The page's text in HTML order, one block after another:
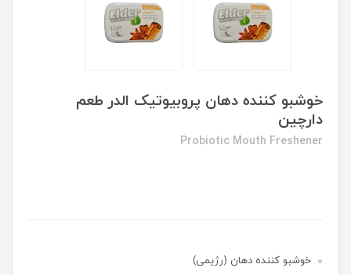
خوشبو کننده دهان پروبیوتیک الدر طعم
دارچین
Probiotic Mouth Freshener
خوشبو کننده دهان (رژیمی)